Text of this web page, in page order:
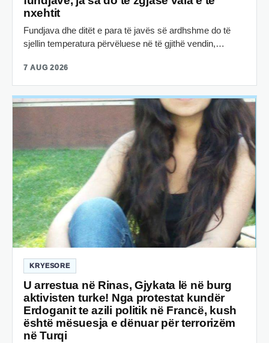
nxehtit
Fundjava dhe ditët e para të javës së ardhshme do të
sjellin temperatura përvëluese në të gjithë vendin,…
7 AUG 2026
KRYESORE
U arrestua në Rinas, Gjykata lë në burg
aktivisten turke! Nga protestat kundër
Erdoganit te azili politik në Francë, kush
është mësuesja e dënuar për terrorizëm
në Turqi